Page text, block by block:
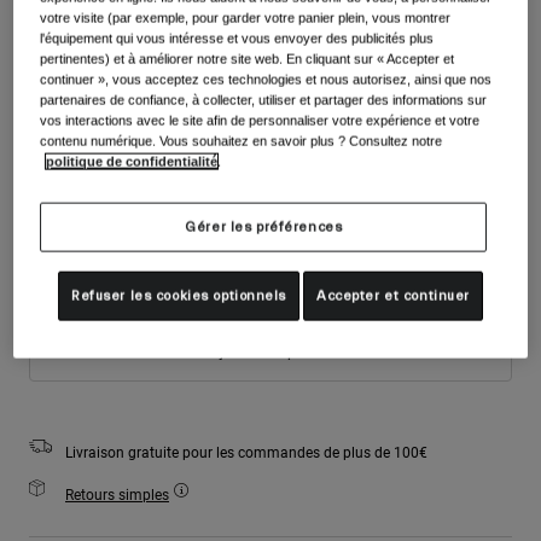
Accessoires
Masques
Gants
Pièces détachées
Voir tout
Voir tout
Utilisation
All Mountain
Freestyle
Ski Race
Voir tout
Couleur -Blanc mat
sélectionné
S M L
Livraison gratuite pour les commandes de plus de 100€
Retours simples
votre visite (par exemple, pour garder votre panier plein, vous montrer
l'équipement qui vous intéresse et vous envoyer des publicités plus
pertinentes) et à améliorer notre site web. En cliquant sur « Accepter et
continuer », vous acceptez ces technologies et nous autorisez, ainsi que nos
partenaires de confiance, à collecter, utiliser et partager des informations sur
vos interactions avec le site afin de personnaliser votre expérience et votre
contenu numérique. Vous souhaitez en savoir plus ? Consultez notre
politique de confidentialité.
Gérer les préférences
Refuser les cookies optionnels Accepter et continuer